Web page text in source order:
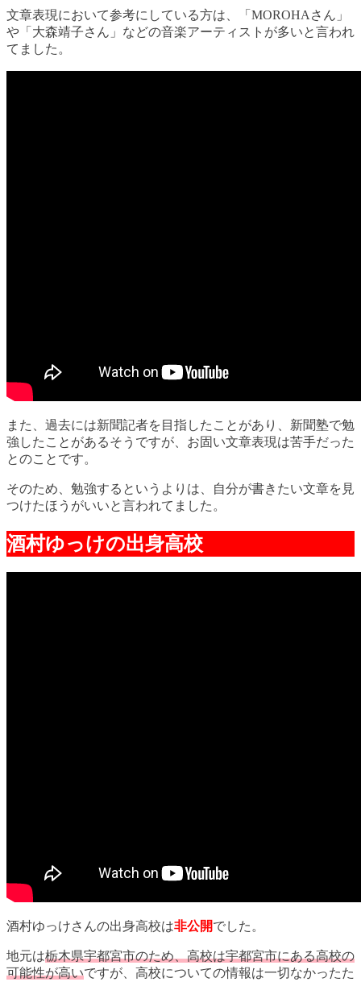
文章表現において参考にしている方は、「MOROHAさん」
や「大森靖子さん」などの音楽アーティストが多いと言われ
てました。
また、過去には新聞記者を目指したことがあり、新聞塾で勉
強したことがあるそうですが、お固い文章表現は苦手だった
とのことです。
そのため、勉強するというよりは、自分が書きたい文章を見
つけたほうがいいと言われてました。
酒村ゆっけの出身高校
酒村ゆっけさんの出身高校は非公開でした。
地元は栃木県宇都宮市のため、高校は宇都宮市にある高校の
可能性が高いですが、高校についての情報は一切なかったた